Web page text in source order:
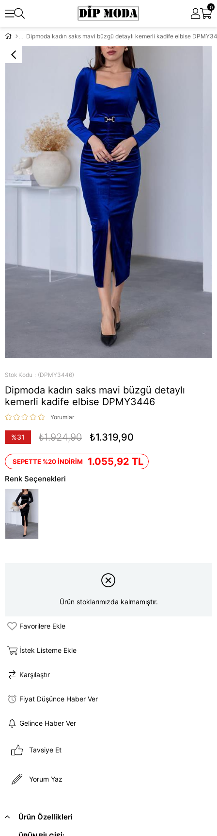
0
Dipmoda kadın saks mavi büzgü detaylı kemerli kadife elbise
Stok Kodu (DPMY3446)
Dipmoda kadın saks mavi büzgü detaylı
kemerli kadife elbise DPMY3446
Yorumlar
%31
₺1.924,90 ₺1.319,90
SEPETTE %20 İNDİRİM 1.055,92 TL
Renk Seçenekleri
Ürün stoklarımızda kalmamıştır.
Favorilere Ekle
İstek Listeme Ekle
Karşılaştır
Fiyat Düşünce Haber Ver
Gelince Haber Ver
Tavsiye Et
Yorum Yaz
Ürün Özellikleri